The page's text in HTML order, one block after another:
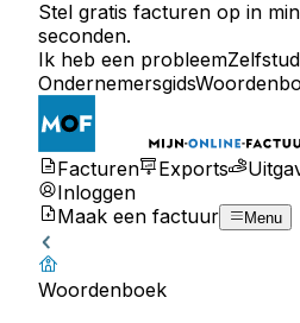
Stel gratis facturen op in
seconden.
Ik heb een probleem
Ondernemersgids
Facturen Exports
Inloggen
Maak een factuur
Menu
Woordenboek